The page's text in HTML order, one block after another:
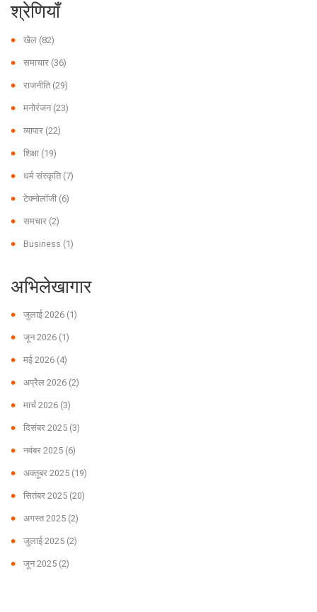
श्रेणियाँ
खेल (82)
समाचार (36)
राजनीति (29)
मनोरंजन (23)
व्यापार (22)
शिक्षा (19)
धर्म संस्कृति (7)
टेक्नोलॉजी (6)
समचार (2)
Business (1)
अभिलेखागार
जुलाई 2026 (1)
जून 2026 (1)
मई 2026 (4)
अप्रैल 2026 (2)
मार्च 2026 (3)
दिसंबर 2025 (3)
नवंबर 2025 (6)
अक्तूबर 2025 (19)
सितंबर 2025 (20)
अगस्त 2025 (2)
जुलाई 2025 (2)
जून 2025 (2)